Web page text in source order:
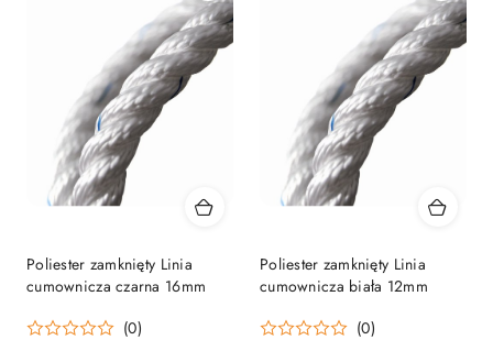
Poliester zamknięty Linia
cumownicza czarna 16mm
(0)
Poliester zamknięty Linia
cumownicza biała 12mm
(0)